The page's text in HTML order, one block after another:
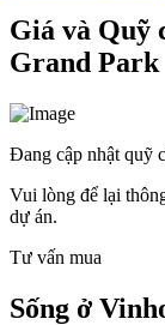
Giá và Quỹ
Grand Park
Đang cập nhật quỹ
Vui lòng để lại
dự án.
Tư vấn mua
Sống ở